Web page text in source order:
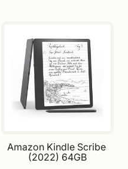
Amazon Kindle Scribe
(2022) 64GB